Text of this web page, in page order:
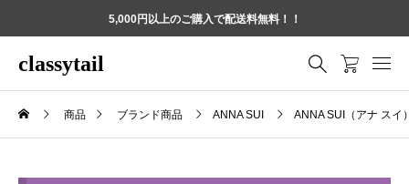
5,000円以上のご購入で配送料無料！！
classytail
商品 ブランド商品 ANNA SUI ANNA SUI（アナ スイ